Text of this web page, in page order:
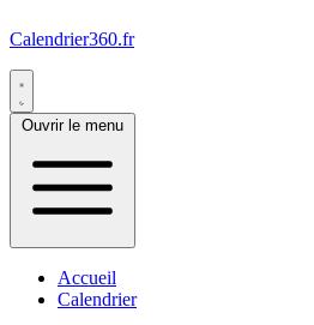
Calendrier360.fr
Ouvrir le menu
Accueil
Calendrier